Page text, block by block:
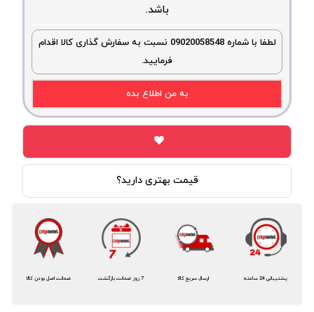
باشد.
لطفا با شماره 09020058548 نسبت به سفارش گذاری کالا اقدام
فرمایید.
به من اطلاع بده
قیمت بهتری دارید؟
ضمانت اصل بودن کالا 7 روز ضمانت بازگشت ارسال سریع کالا پشتیبانی 24 ساعته